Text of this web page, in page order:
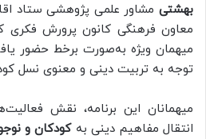
بهشتیمشاور علمی پژوهشی ستاد
معاون فرهنگی کانون پرورش فکری
میهمان ویژه به‌صورت برخط حضور
توجه به تربیت دینی و معنوی نسل
میهمانان این برنامه، نقش
انتقال مفاهیم دینی بهکودکان و